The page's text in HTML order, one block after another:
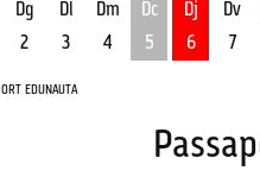
Dg
2
Dl
3
Dm
4
Dc
5
Dj
6
Dv
7
EDUNAUTA